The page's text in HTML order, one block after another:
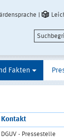
Fakten
Kontakt
DGUV - Pressestelle